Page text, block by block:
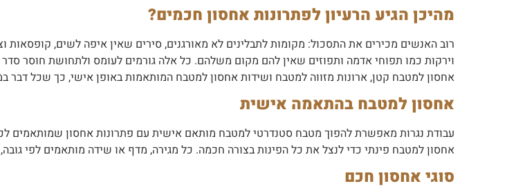
מהיכן הגיע הרעיון לפתרונות אחסון חכמים?
רוב האנשים מכירים את התסכול: מקומות לתבלינים לא מאורגנים, סירים שאין איפה לשים, קופסאות
וירקות כמו תפוחי אדמה ותפוזים שאין להם מקום משלהם. כל אלה גורמים לעומס ולתחושת חוסר
אחסון למטבח קטן, ארונות מזווה למטבח ושידות אחסון למטבח המותאמות באופן אישי, כך שכל
אחסון למטבח בהתאמה אישית
עבודת נגרות מאפשרת להפוך מטבח סטנדרטי למטבח מותאם אישית עם פתרונות אחסון שמותאמים
אחסון למטבח פינתי כדי לנצל את כל הפינות בצורה חכמה. כל מגירה, מדף או שידה מותאמים לפי
סוגי אחסון חכם